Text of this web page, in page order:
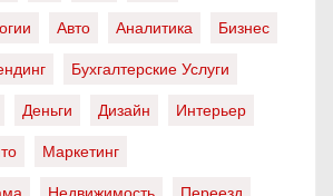
Авто Аналитика
Бизнес
Бухгалтерские Услуги
Деньги Дизайн
Интерьер
Маркетинг